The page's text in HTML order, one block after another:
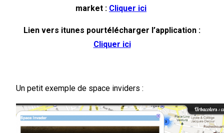
market : Cliquer ici
Lien vers itunes pourtélécharger l’application :
Cliquer ici
Un petit exemple de space inviders :